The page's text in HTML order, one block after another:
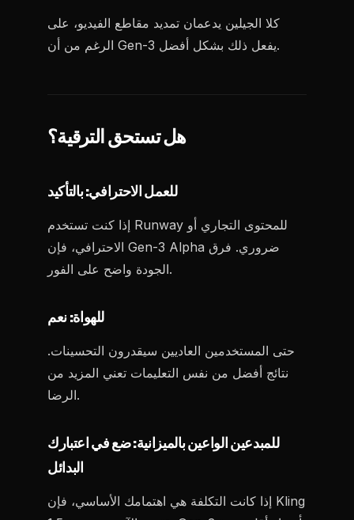
كلا الجيلين يدعمان تمديد مقاطع الفيديو، على
الرغم من أن Gen-3 يفعل ذلك بشكل أفضل.
هل تستحق الترقية؟
للعمل الاحترافي: بالتأكيد
إذا كنت تستخدم Runway للمحتوى التجاري أو
الاحترافي، فإن Gen-3 Alpha ضروري. فرق
الجودة واضح على الفور.
للهواة: نعم
حتى المستخدمين العاديين سيقدرون التحسينات.
نتائج أفضل من نفس التعليمات تعني المزيد من
الرضا.
للمبدعين الواعين بالميزانية: ضع في اعتبارك
البدائل
إذا كانت التكلفة هي اهتمامك الأساسي، فإن Kling